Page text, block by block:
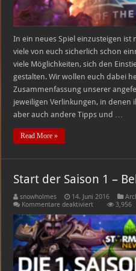
In ein neues Spiel einzusteigen
viele von euch sicherlich schon
viele Möglichkeiten, sich den
gestalten. Wir wollen euch dabei
Zusammenfassung unserer
jeweiligen Verlinkungen, in
aber auch andere Tipps und …
Read More »
Start der Saison 1 –
snowholmes 14. Juni 2016
Kommentare deaktiviertfür
Saison
1
–
Belohnungen
und
mehr
3,956